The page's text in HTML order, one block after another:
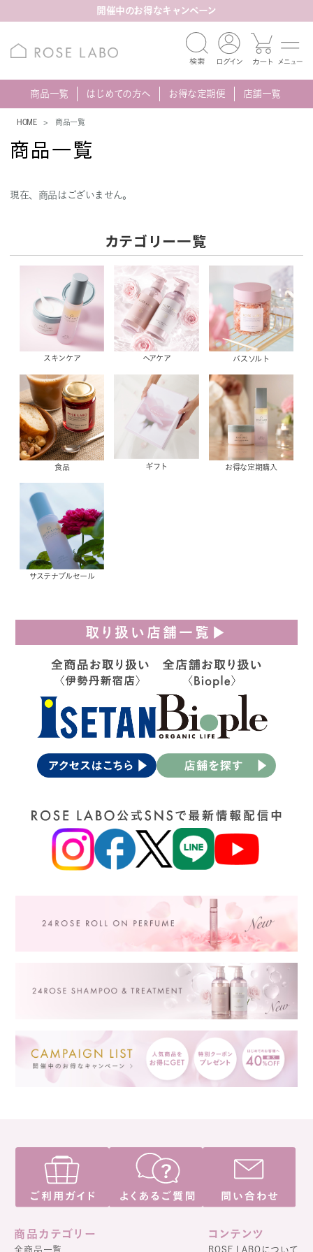
開催中のお得なキャンペーン
商品一覧 はじめての方へ お得な定期便 店舗一覧
HOME 商品一覧
商品一覧
現在、商品はございません。
カテゴリー一覧
スキンケア ヘアケア バスソルト
食品 ギフト お得な定期購入
サステナブルセール
取り扱い店舗一覧▶
商品カテゴリー
全商品一覧
コンテンツ
ROSE LABOについて